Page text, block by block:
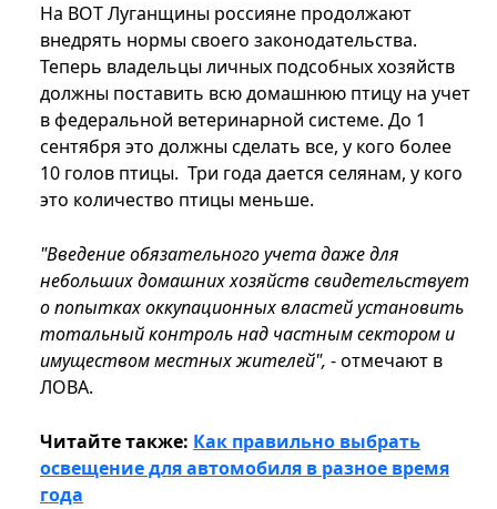
На ВОТ Луганщины россияне продолжают
внедрять нормы своего законодательства.
Теперь владельцы личных подсобных хозяйств
должны поставить всю домашнюю птицу на учет
в федеральной ветеринарной системе. До 1
сентября это должны сделать все, у кого более
10 голов птицы. Три года дается селянам, у кого
это количество птицы меньше.
"Введение обязательного учета даже для
небольших домашних хозяйств свидетельствует
о попытках оккупационных властей установить
тотальный контроль над частным сектором и
имуществом местных жителей", - отмечают в
ЛОВА.
Читайте также: Как правильно выбрать
освещение для автомобиля в разное время
года